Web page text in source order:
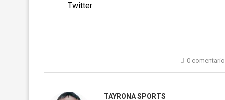
Twitter
0
TAYRONA SPORTS